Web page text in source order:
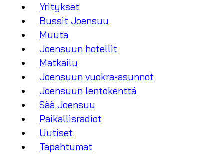
Yritykset
Bussit Joensuu
Muuta
Joensuun hotellit
Matkailu
Joensuun vuokra-asunnot
Joensuun lentokenttä
Sää Joensuu
Paikallisradiot
Uutiset
Tapahtumat